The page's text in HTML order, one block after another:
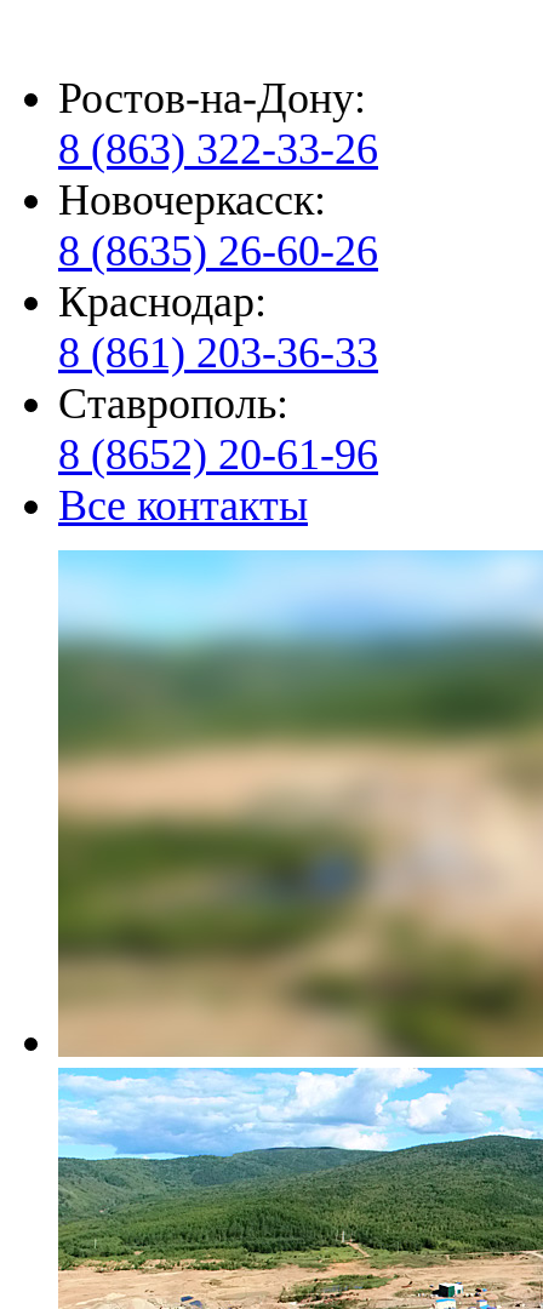
Ростов-на-Дону:
8 (863) 322-33-26
Новочеркасск:
8 (8635) 26-60-26
Краснодар:
8 (861) 203-36-33
Ставрополь:
8 (8652) 20-61-96
Все контакты